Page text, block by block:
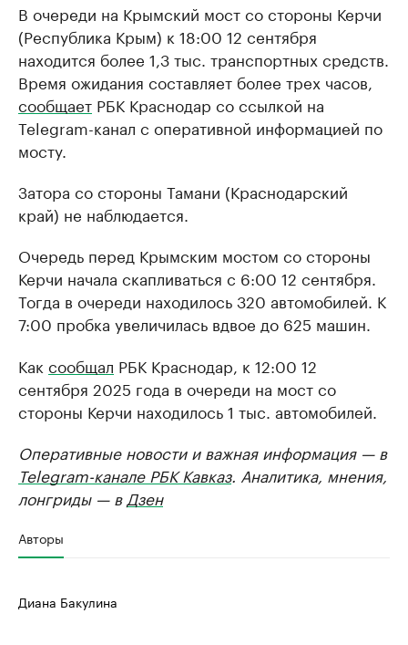
В очереди на Крымский мост со стороны Керчи
(Республика Крым) к 18:00 12 сентября
находится более 1,3 тыс. транспортных средств.
Время ожидания составляет более трех часов,
сообщает РБК Краснодар со ссылкой на
Telegram-канал с оперативной информацией по
мосту.
Затора со стороны Тамани (Краснодарский
край) не наблюдается.
Очередь перед Крымским мостом со стороны
Керчи начала скапливаться с 6:00 12 сентября.
Тогда в очереди находилось 320 автомобилей. К
7:00 пробка увеличилась вдвое до 625 машин.
Как сообщал РБК Краснодар, к 12:00 12
сентября 2025 года в очереди на мост со
стороны Керчи находилось 1 тыс. автомобилей.
Оперативные новости и важная информация — в
Telegram-канале РБК Кавказ. Аналитика, мнения,
лонгриды — в Дзен
Авторы
Диана Бакулина